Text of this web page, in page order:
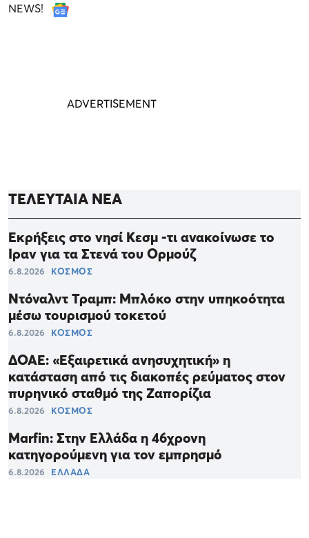
NEWS!
ΤΕΛΕΥΤΑΙΑ ΝΕΑ
Εκρήξεις στο νησί Κεσμ -τι ανακοίνωσε το
Ιραν για τα Στενά του Ορμούζ
6.8.2026 ΚΟΣΜΟΣ
Ντόναλντ Τραμπ: Μπλόκο στην υπηκοότητα
μέσω τουρισμού τοκετού
6.8.2026 ΚΟΣΜΟΣ
ΔΟΑΕ: «Εξαιρετικά ανησυχητική» η
κατάσταση από τις διακοπές ρεύματος στον
πυρηνικό σταθμό της Ζαπορίζια
6.8.2026 ΚΟΣΜΟΣ
Marfin: Στην Ελλάδα η 46χρονη
κατηγορούμενη για τον εμπρησμό
6.8.2026 ΕΛΛΑΔΑ